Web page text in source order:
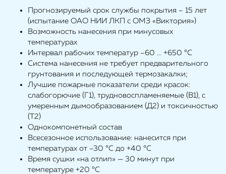
Прогнозируемый срок службы покрытия – 15 лет
(испытание ОАО НИИ ЛКП с ОМЗ «Виктория»)
Возможность нанесения при минусовых
температурах
Интервал рабочих температур –60 ... +650 °С
Система нанесения не требует предварительного
грунтования и последующей термозакалки;
Лучшие пожарные показатели среди красок:
слабогорючие (Г1), трудновоспламеняемые (В1), с
умеренным дымообразованием (Д2) и токсичностью
(Т2)
Однокомпонетный состав
Всесезонное использование: нанесится при
температурах от –30 °С до +40 °С
Время сушки «на отлип» — 30 минут при
температуре +20 °С